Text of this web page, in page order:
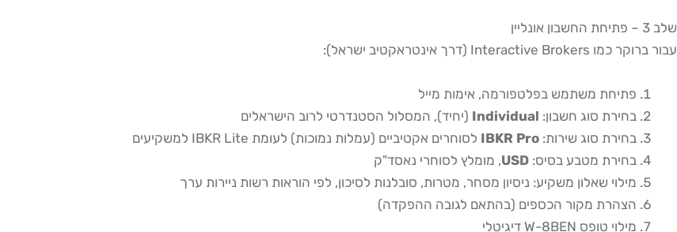
שלב 3 – פתיחת החשבון אונליין
עבור ברוקר כמו Interactive Brokers (דרך אינטראקטיב ישראל):
פתיחת משתמש בפלטפורמה, אימות מייל
בחירת סוג חשבון: Individual (יחיד), המסלול הסטנדרטי לרוב הישראלים
בחירת סוג שירות: IBKR Pro לסוחרים אקטיביים (עמלות נמוכות) לעומת IBKR Lite למשקיעים
בחירת מטבע בסיס: USD, מומלץ לסוחרי נאסד"ק
מילוי שאלון משקיע: ניסיון מסחר, מטרות, סובלנות לסיכון, לפי הוראות רשות ניירות ערך
הצהרת מקור הכספים (בהתאם לגובה ההפקדה)
מילוי טופס W-8BEN דיגיטלי